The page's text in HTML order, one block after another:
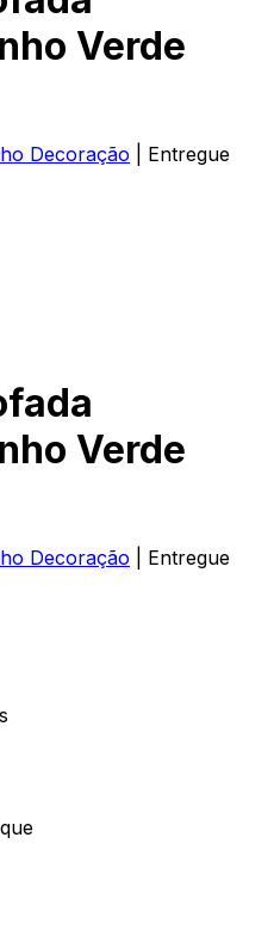
Verde
Decoração
| Entregue
Verde
Decoração
| Entregue